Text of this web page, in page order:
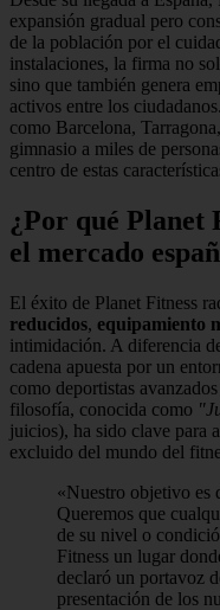
expansión gradual pero
de la población por el
instalaciones, la firma no
sino que también genera
activos entre los
como Barcelona,
gimnasio a miles de
centro de estas
¿Por qué Planet
el mercado
El éxito de Planet Fitness
reducidos, equipamiento
intimidación. A diferencia
cadena apuesta por un
como deportistas
filosofía, conocida como
juicios), ha sido clave para
excluido del mundo del
«Nuestro objetivo es
Queremos que
de su nivel o
Fitness un lugar
declaró un portavoz
presentación de los